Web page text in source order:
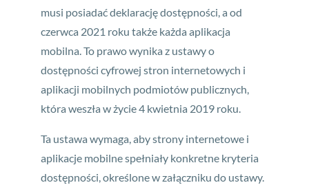
musi posiadać deklarację dostępności, a od
czerwca 2021 roku także każda aplikacja
mobilna. To prawo wynika z ustawy o
dostępności cyfrowej stron internetowych i
aplikacji mobilnych podmiotów publicznych,
która weszła w życie 4 kwietnia 2019 roku.
Ta ustawa wymaga, aby strony internetowe i
aplikacje mobilne spełniały konkretne kryteria
dostępności, określone w załączniku do ustawy.